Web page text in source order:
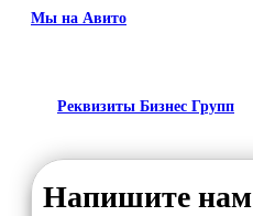
Мы на Авито
Реквизиты Бизнес Групп
Напишите нам